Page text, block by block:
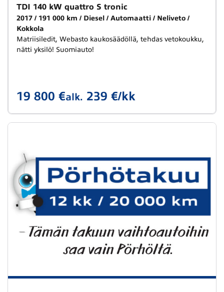
TDI 140 kW quattro S tronic
2017 191 000 km Diesel Automaatti
Neliveto
Kokkola
Matriisiledit, Webasto kaukosäädöllä, tehdas vetokoukku,
nätti yksilö! Suomiauto!
19 800 €alk. 239 €/kk